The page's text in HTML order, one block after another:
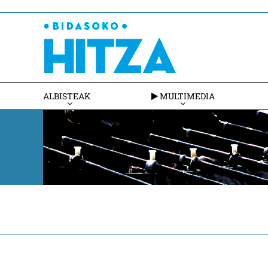
ALBISTEAK MULTIMEDIA